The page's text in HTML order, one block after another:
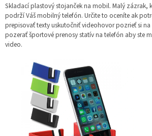
Skladací plastový stojanček na mobil. Malý zázrak,
podrží Váš mobilný telefón. Určite to oceníte ak
prepisovať texty uskutočniť videohovor pozrieť si
pozerať športové prenosy statív na telefón aby ste
video.